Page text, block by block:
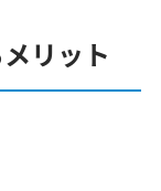
リット